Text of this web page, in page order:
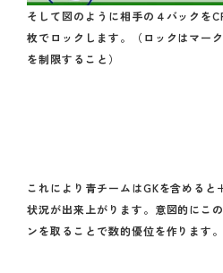
そして図のように相手の４バックを
枚でロックします。（ロックはマー
を制限すること）
これにより青チームはGKを含めると
状況が出来上がります。意図的にこ
ンを取ることで数的優位を作ります。